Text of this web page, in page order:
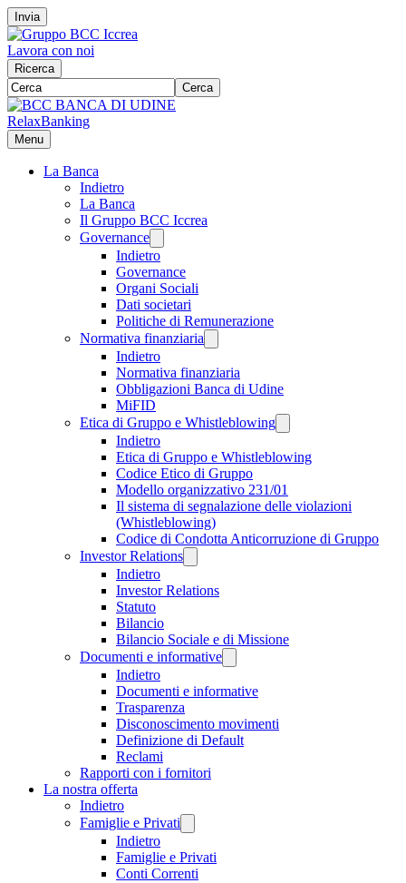
Invia
Lavora con noi
Ricerca
Cerca
RelaxBanking
Menu
La Banca
Indietro
La Banca
Il Gruppo BCC Iccrea
Governance
Indietro
Governance
Organi Sociali
Dati societari
Politiche di Remunerazione
Normativa finanziaria
Indietro
Normativa finanziaria
Obbligazioni Banca di Udine
MiFID
Etica di Gruppo e Whistleblowing
Indietro
Etica di Gruppo e Whistleblowing
Codice Etico di Gruppo
Modello organizzativo 231/01
Il sistema di segnalazione delle violazioni
(Whistleblowing)
Codice di Condotta Anticorruzione di Gruppo
Investor Relations
Indietro
Investor Relations
Statuto
Bilancio
Bilancio Sociale e di Missione
Documenti e informative
Indietro
Documenti e informative
Trasparenza
Disconoscimento movimenti
Definizione di Default
Reclami
Rapporti con i fornitori
La nostra offerta
Indietro
Famiglie e Privati
Indietro
Famiglie e Privati
Conti Correnti